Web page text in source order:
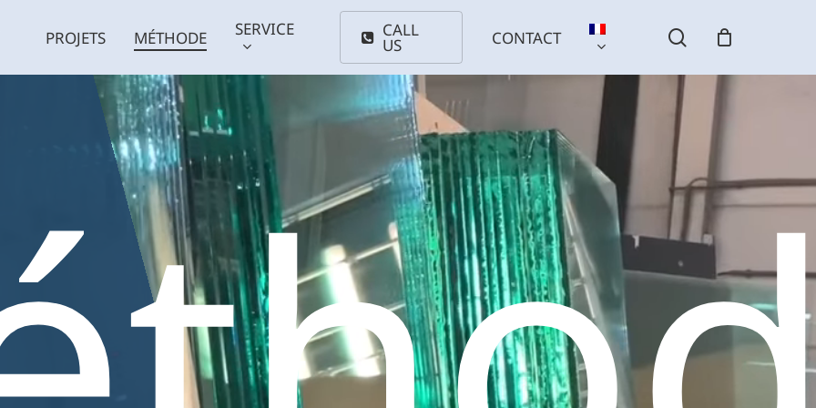
PROJETS MÉTHODE SERVICE CALL
US CONTACT search